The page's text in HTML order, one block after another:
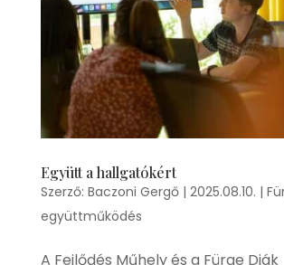
Együtt a hallgatókért
Szerző: Baczoni Gergő| 2025.08.10. |
együttműködés
A Fejlődés Műhely és a Fürge Diák